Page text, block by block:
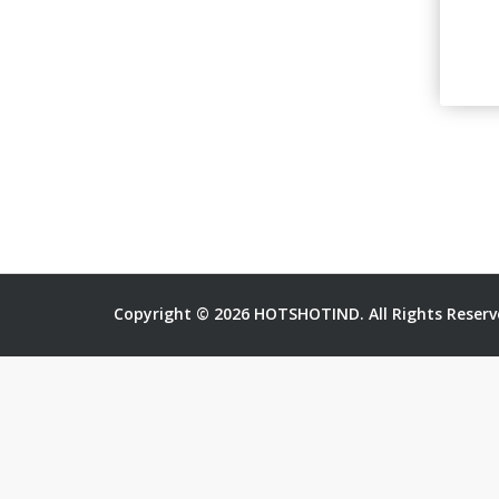
Copyright © 2026 HOTSHOTIND. All Rights